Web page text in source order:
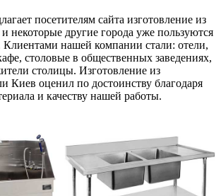
посетителям сайта изготовление из
некоторые другие города уже пользуются
нашей компании стали: отели,
столовые в общественных заведениях,
столицы. Изготовление из
Киев оценил по достоинству благодаря
и качеству нашей работы.